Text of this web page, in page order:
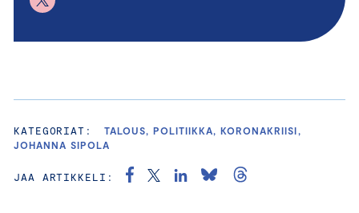
KATEGORIAT:
TALOUS, POLITIIKKA, KORONAKRIISI,
JOHANNA SIPOLA
JAA ARTIKKELI: